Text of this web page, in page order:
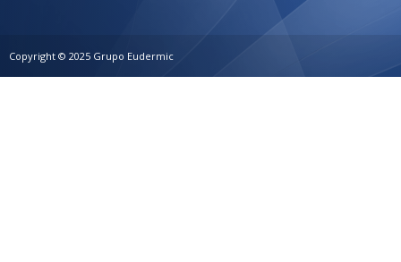
Copyright © 2025 Grupo Eudermic